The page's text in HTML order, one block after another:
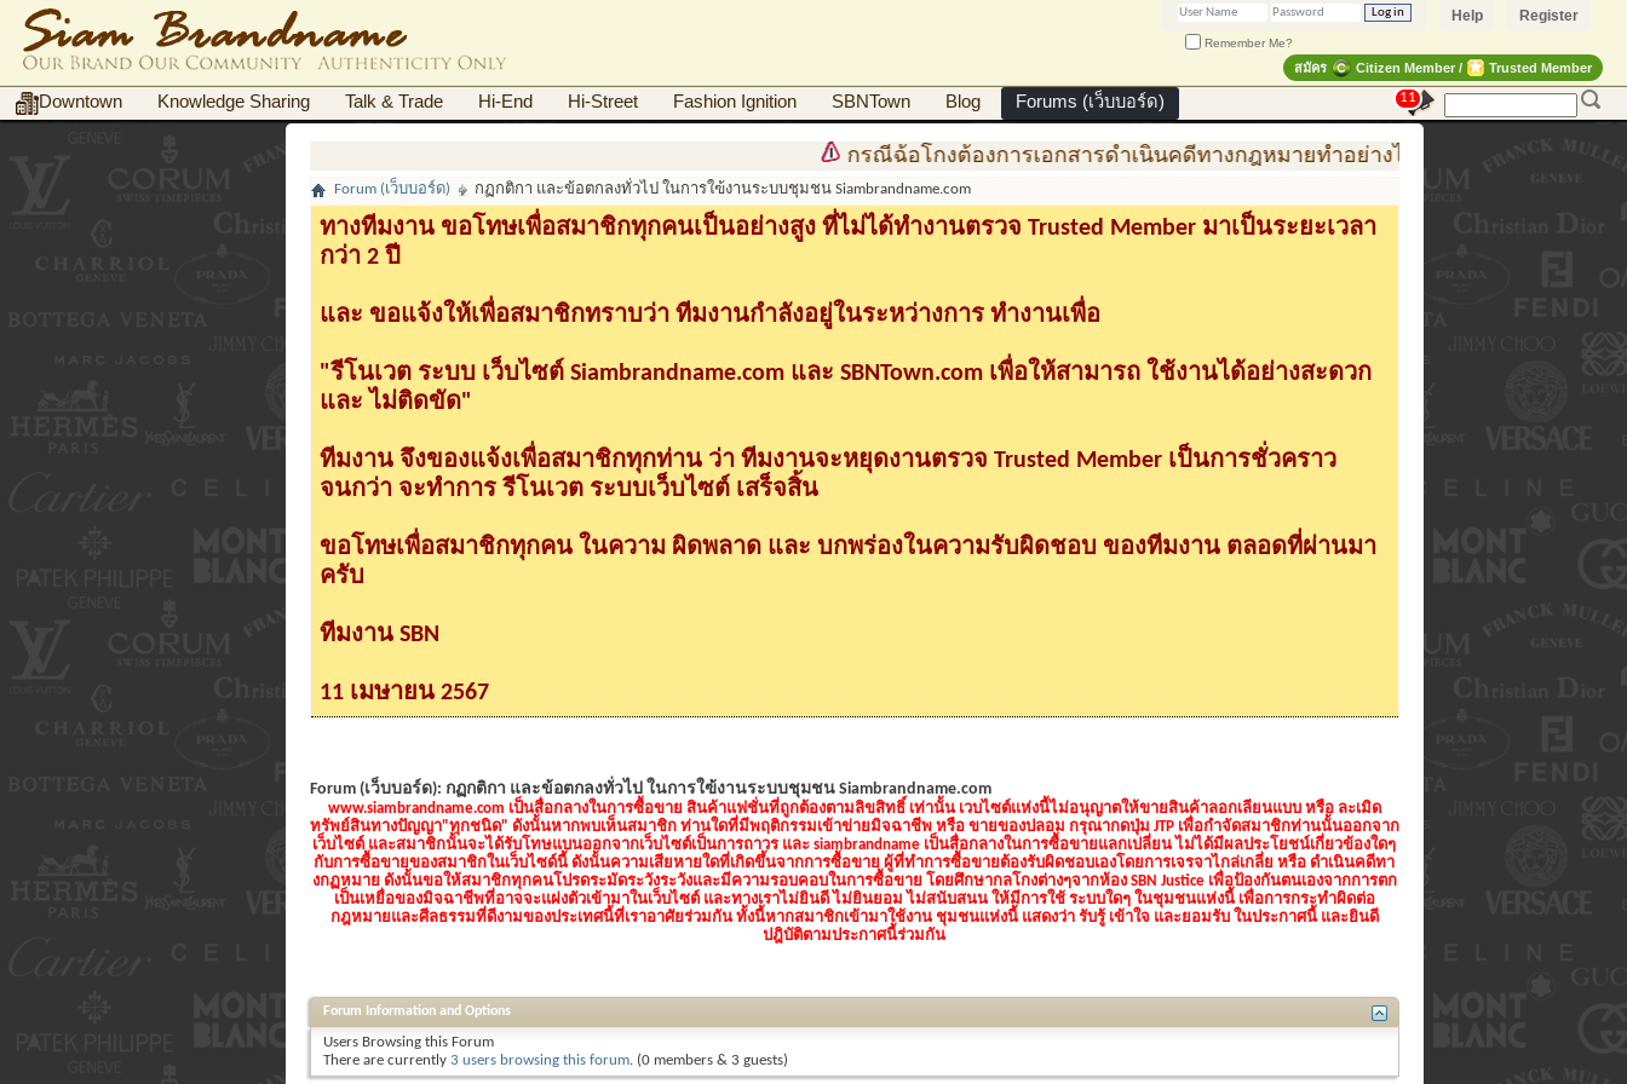
Register
Help
Remember Me?
สมัคร Citizen Member / Trusted Member
Downtown Knowledge Sharing Talk & Trade Hi-End Hi-Street Fashion Ignition SBNTown Blog Forums (เว็บบอร์ด) 11
กรณีฉ้อโกงต้องการเอกสารดำเนินคดีทางกฎหมายทำอย่างไร
Forum (เว็บบอร์ด) กฏกติกา และข้อตกลงทั่วไป ในการใฃ้งานระบบชุมชน Siambrandname.com
ทางทีมงาน ขอโทษเพื่อสมาชิกทุกคนเป็นอย่างสูง ที่ไม่ได้ทำงานตรวจ Trusted Member มาเป็นระยะเวลา
กว่า 2 ปี
และ ขอแจ้งให้เพื่อสมาชิกทราบว่า ทีมงานกำลังอยู่ในระหว่างการ ทำงานเพื่อ
"รีโนเวต ระบบ เว็บไซต์ Siambrandname.com และ SBNTown.com เพื่อให้สามารถ ใช้งานได้อย่างสะดวก
และ ไม่ติดขัด"
ทีมงาน จึงของแจ้งเพื่อสมาชิกทุกท่าน ว่า ทีมงานจะหยุดงานตรวจ Trusted Member เป็นการชั่วคราว
จนกว่า จะทำการ รีโนเวต ระบบเว็บไซต์ เสร็จสิ้น
ขอโทษเพื่อสมาชิกทุกคน ในความ ผิดพลาด และ บกพร่องในความรับผิดชอบ ของทีมงาน ตลอดที่ผ่านมา
ครับ
ทีมงาน SBN
11 เมษายน 2567
Forum (เว็บบอร์ด): กฏกติกา และข้อตกลงทั่วไป ในการใฃ้งานระบบชุมชน Siambrandname.com
www.siambrandname.com เป็นสื่อกลางในการซื้อขาย สินค้าแฟชั่นที่ถูกต้องตามลิขสิทธิ์ เท่านั้น เวบไซต์แห่งนี้ไม่อนุญาตให้ขายสินค้าลอกเลียนแบบ หรือ ละเมิด
ทรัพย์สินทางปัญญา"ทุกชนิด" ดังนั้นหากพบเห็นสมาชิก ท่านใดที่มีพฤติกรรมเข้าข่ายมิจฉาชีพ หรือ ขายของปลอม กรุณากดปุ่ม JTP เพื่อกำจัดสมาชิกท่านนั้นออกจาก
เว็บไซต์ และสมาชิกนั้นจะได้รับโทษแบนออกจากเว็บไซต์เป็นการถาวร และ siambrandname เป็นสื่อกลางในการซื้อขายแลกเปลี่ยน ไม่ได้มีผลประโยชน์เกี่ยวข้องใดๆ
กับการซื้อขายของสมาชิกในเว็บไซด์นี้ ดังนั้นความเสียหายใดที่เกิดขึ้นจากการซื้อขาย ผู้ที่ทำการซื้อขายต้องรับผิดชอบเองโดยการเจรจาไกล่เกลี่ย หรือ ดำเนินคดีทา
งกฏหมาย ดังนั้นขอให้สมาชิกทุกคนโปรดระมัดระวังระวังและมีความรอบคอบในการซื้อขาย โดยศึกษากลโกงต่างๆจากห้อง SBN Justice เพื่อป้องกันตนเองจากการตก
เป็นเหยื่อของมิจฉาชีพที่อาจจะแฝงตัวเข้ามาในเว็บไซต์ และทางเราไม่ยินดี ไม่ยินยอม ไม่สนับสนน ให้มีการใช้ ระบบใดๆ ในชุมชนแห่งนี้ เพื่อการกระทำผิดต่อ
กฎหมายและศีลธรรมที่ดีงามของประเทศนี้ที่เราอาศัยร่วมกัน ทั้งนี้หากสมาชิกเข้ามาใช้งาน ชุมชนแห่งนี้ แสดงว่า รับรู้ เข้าใจ และยอมรับ ในประกาศนี้ และยินดี
ปฎิบัติตามประกาศนี้ร่วมกัน
Forum Information and Options
Users Browsing this Forum
There are currently 3 users browsing this forum. (0 members & 3 guests)